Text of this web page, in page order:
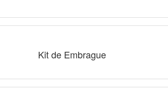
Kit de Embrague